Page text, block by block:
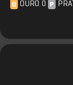
O OURO 0 P